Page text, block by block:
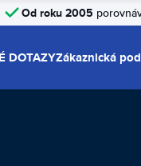
Od roku 2005
DOTAZYZákaznická